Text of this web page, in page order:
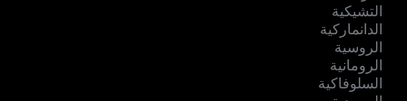
التشيكية
الدانماركية
الروسية
الرومانية
السلوفاكية